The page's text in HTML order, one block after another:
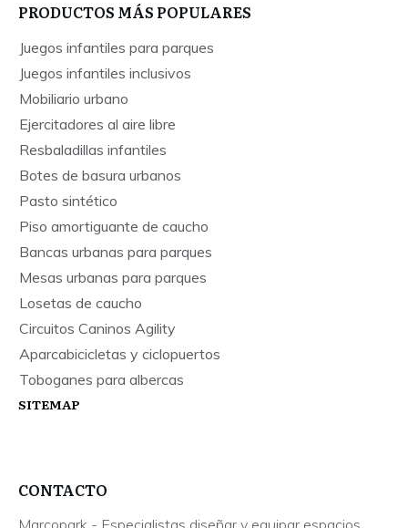
PRODUCTOS MÁS POPULARES
Juegos infantiles para parques
Juegos infantiles inclusivos
Mobiliario urbano
Ejercitadores al aire libre
Resbaladillas infantiles
Botes de basura urbanos
Pasto sintético
Piso amortiguante de caucho
Bancas urbanas para parques
Mesas urbanas para parques
Losetas de caucho
Circuitos Caninos Agility
Aparcabicicletas y ciclopuertos
Toboganes para albercas
SITEMAP
CONTACTO